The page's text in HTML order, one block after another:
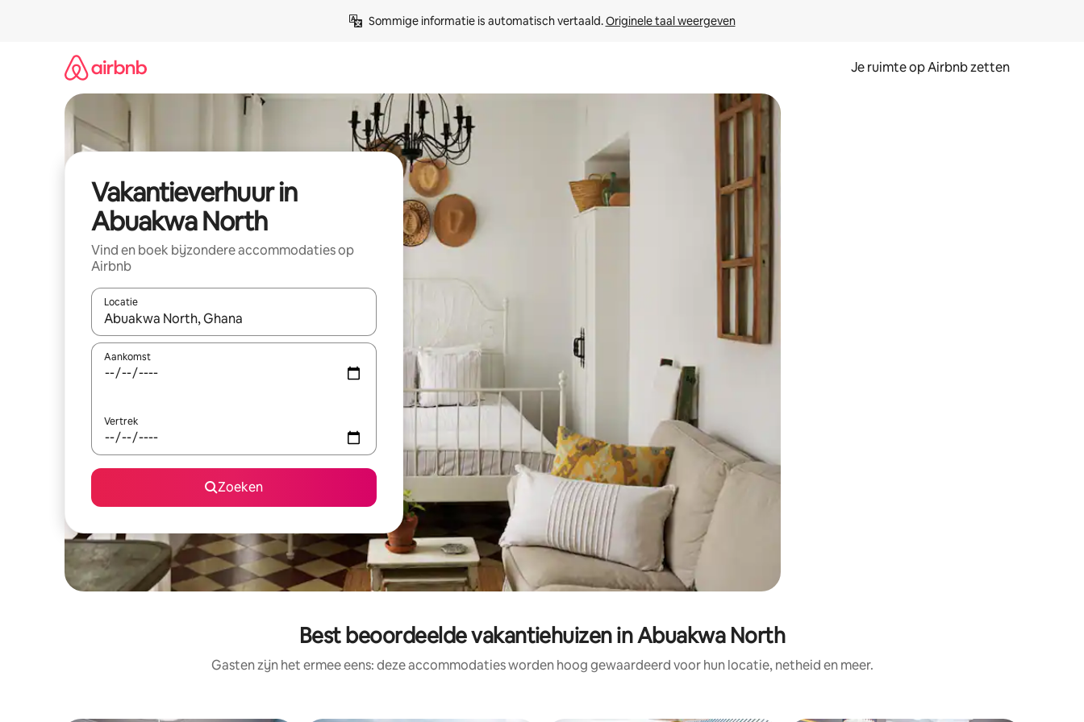
Sommige informatie is automatisch vertaald. Originele taal weergeven
Je ruimte op Airbnb zetten
Vakantieverhuur in
Abuakwa North
Vind en boek bijzondere accommodaties op
Airbnb
Locatie
Wanneer er suggesties beschikbaar zijn, maak je een keuze met je de pijltjestoetsen omhoog en omlaag, óf door te tikken of swipen.
Aankomst
Vertrek
Zoeken
Best beoordeelde vakantiehuizen in Abuakwa North
Gasten zijn het ermee eens: deze accommodaties worden hoog gewaardeerd voor hun locatie, netheid en meer.